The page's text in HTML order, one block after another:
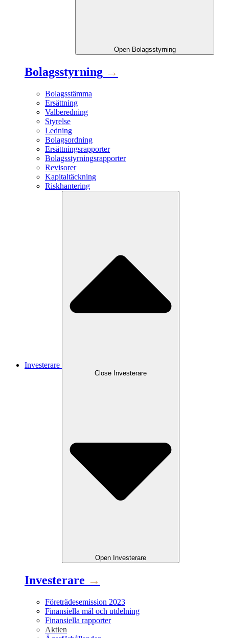
Open Bolagsstyrning
Bolagsstyrning →
Bolagsstämma
Ersättning
Valberedning
Styrelse
Ledning
Bolagsordning
Ersättningsrapporter
Bolagsstyrningsrapporter
Revisorer
Kapitaltäckning
Riskhantering
Investerare
Close Investerare
Open Investerare
Investerare →
Företrädesemission 2023
Finansiella mål och utdelning
Finansiella rapporter
Aktien